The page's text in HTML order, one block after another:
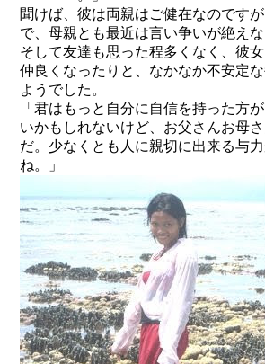
聞けば、彼は両親はご健在なのです
で、母親とも最近は言い争いが絶えな
そして友達も思った程多くなく、彼
仲良くなったりと、なかなか不安定
ようでした。
「君はもっと自分に自信を持った方
いかもしれないけど、お父さんお母
だ。少なくとも人に親切に出来る与
ね。」